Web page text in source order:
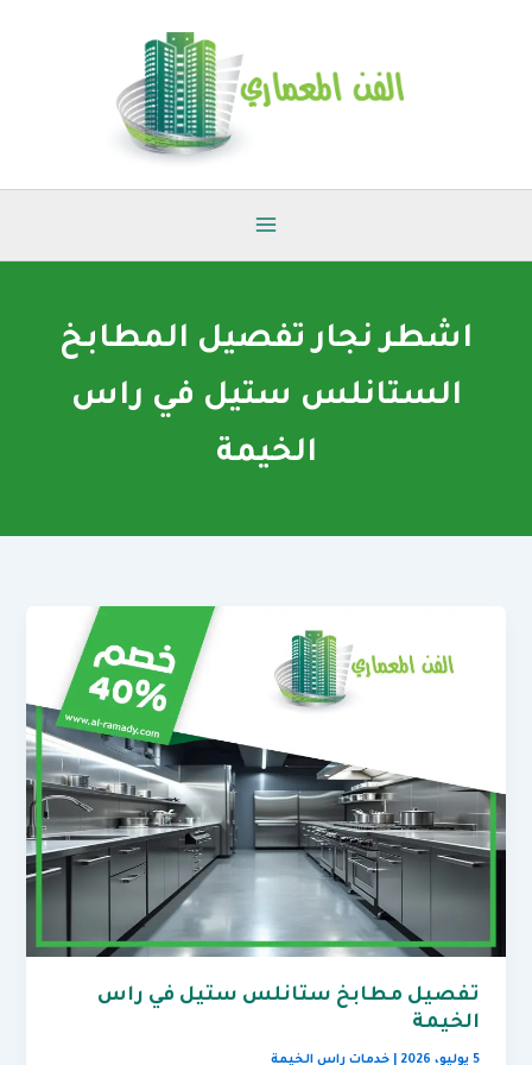
اشطر نجار تفصيل المطابخ
الستانلس ستيل في راس
الخيمة
تفصيل مطابخ ستانلس ستيل في راس
الخيمة
5 يوليو، 2026 |خدمات راس الخيمة